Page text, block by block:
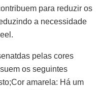
para reduzir os
a necessidade
pelas cores
os seguintes
amarela: Há um